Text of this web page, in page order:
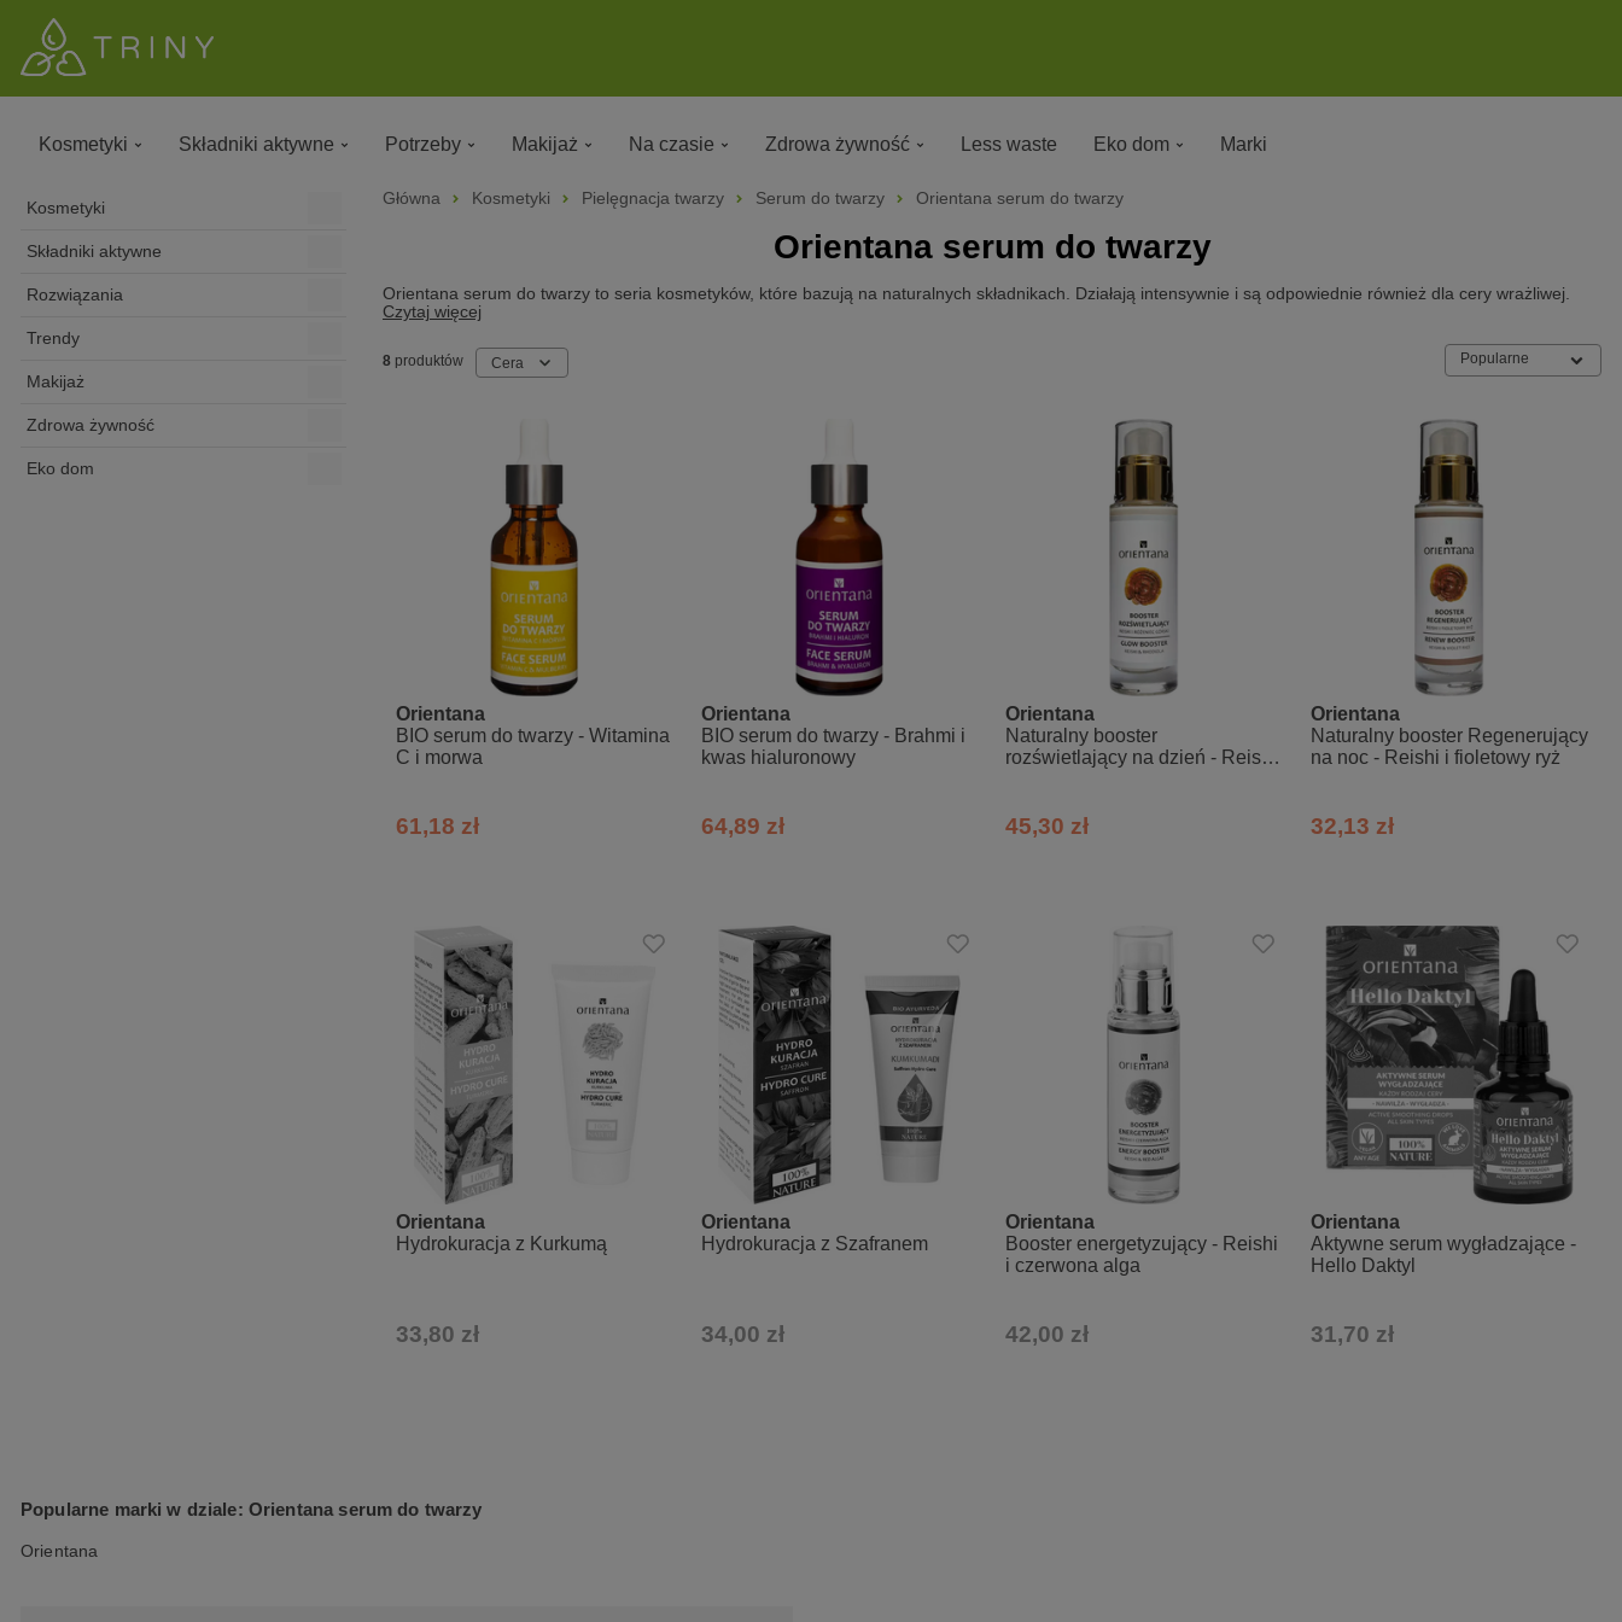
Kosmetyki Składniki aktywne Potrzeby Makijaż Na czasie Zdrowa żywność Less waste Eko dom Marki
Kosmetyki
Składniki aktywne
Rozwiązania
Trendy
Makijaż
Zdrowa żywność
Eko dom
Główna Kosmetyki Pielęgnacja twarzy Serum do twarzy Orientana serum do twarzy
Orientana serum do twarzy
Orientana serum do twarzy to seria kosmetyków, które bazują na naturalnych składnikach. Działają intensywnie i są odpowiednie również dla cery wrażliwej.
Czytaj więcej
8 produktów Cera Popularne
Orientana
BIO serum do twarzy - Witamina
C i morwa
61,18 zł
Orientana
BIO serum do twarzy - Brahmi i
kwas hialuronowy
64,89 zł
Orientana
Naturalny booster
rozświetlający na dzień - Reishi
45,30 zł
Orientana
Naturalny booster Regenerujący
na noc - Reishi i fioletowy ryż
32,13 zł
Orientana
Hydrokuracja z Kurkumą
33,80 zł
Orientana
Hydrokuracja z Szafranem
34,00 zł
Orientana
Booster energetyzujący - Reishi
i czerwona alga
42,00 zł
Orientana
Aktywne serum wygładzające -
Hello Daktyl
31,70 zł
Popularne marki w dziale: Orientana serum do twarzy
Orientana